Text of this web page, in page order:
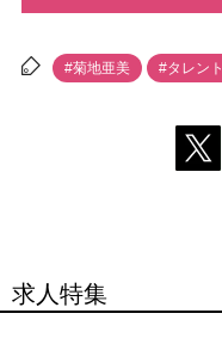
#菊地亜美 #タレント
求人特集